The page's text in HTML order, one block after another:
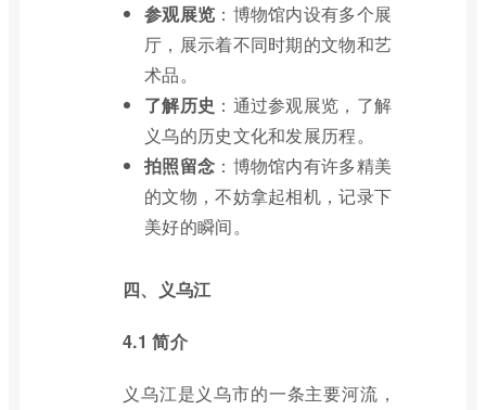
参观展览 ：博物馆内设有多个展
厅，展示着不同时期的文物和艺
术品。
了解历史 ：通过参观展览，了解
义乌的历史文化和发展历程。
拍照留念 ：博物馆内有许多精美
的文物，不妨拿起相机，记录下
美好的瞬间。
四、义乌江
4.1 简介
义乌江是义乌市的一条主要河流，